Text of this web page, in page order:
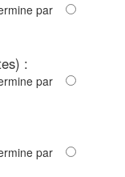
par
:
par
par